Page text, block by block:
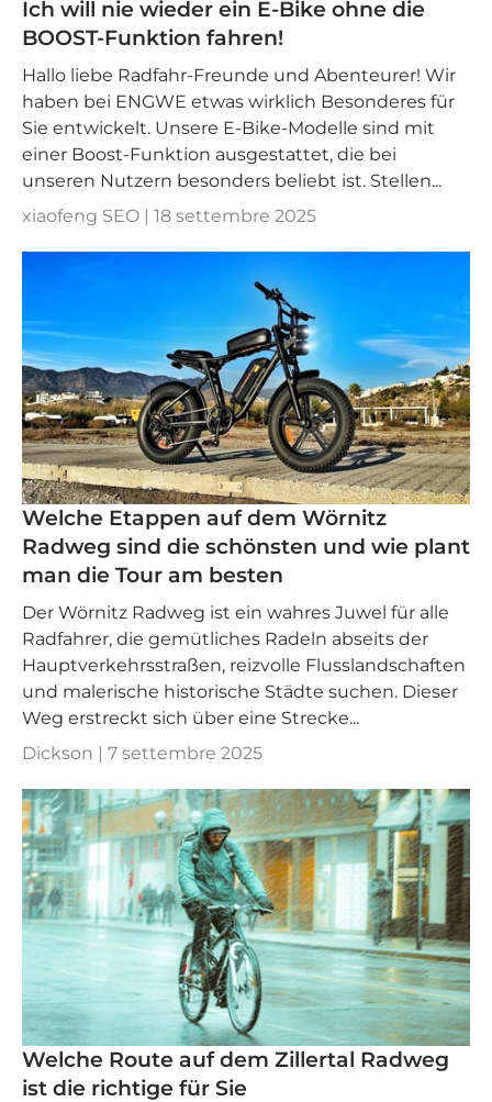
Ich will nie wieder ein E-Bike ohne die
BOOST-Funktion fahren!
Hallo liebe Radfahr-Freunde und Abenteurer! Wir
haben bei ENGWE etwas wirklich Besonderes für
Sie entwickelt. Unsere E-Bike-Modelle sind mit
einer Boost-Funktion ausgestattet, die bei
unseren Nutzern besonders beliebt ist. Stellen...
xiaofeng SEO | 18 settembre 2025
Welche Etappen auf dem Wörnitz
Radweg sind die schönsten und wie plant
man die Tour am besten
Der Wörnitz Radweg ist ein wahres Juwel für alle
Radfahrer, die gemütliches Radeln abseits der
Hauptverkehrsstraßen, reizvolle Flusslandschaften
und malerische historische Städte suchen. Dieser
Weg erstreckt sich über eine Strecke...
Dickson | 7 settembre 2025
Welche Route auf dem Zillertal Radweg
ist die richtige für Sie